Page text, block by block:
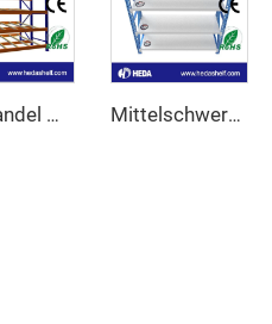
Großhandel mit Fließbodenregalen Mittelschwere Weitspannregale